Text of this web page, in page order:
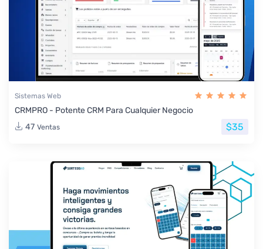
Sistemas Web
CRMPRO - Potente CRM Para Cualquier Negocio
47 Ventas $35